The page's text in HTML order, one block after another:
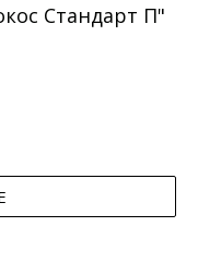
Стандарт П"